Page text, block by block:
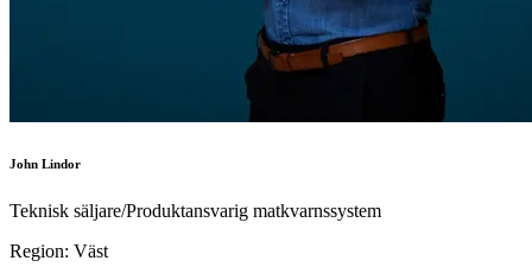
John Lindor
Teknisk säljare/Produktansvarig matkvarnssystem
Region: Väst